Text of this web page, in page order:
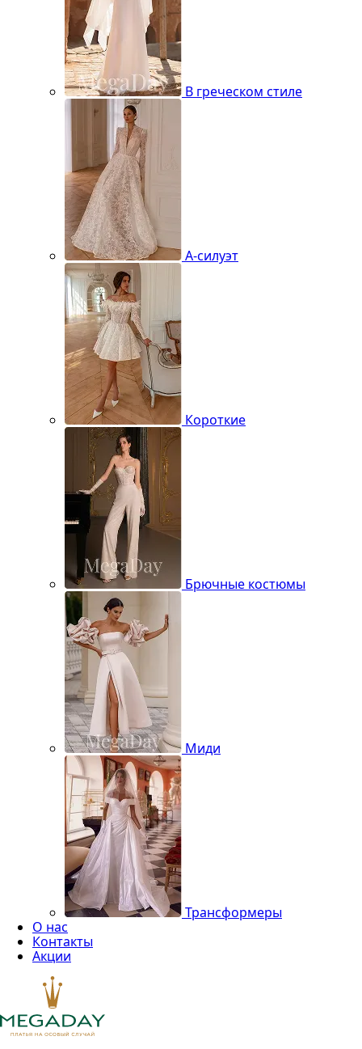
В греческом стиле
А-силуэт
Короткие
Брючные костюмы
Миди
Трансформеры
О нас
Контакты
Акции